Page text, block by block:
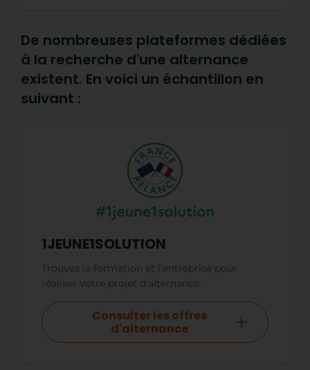
De nombreuses plateformes dédiées
à la recherche d'une alternance
existent. En voici un échantillon en
suivant :
1JEUNE1SOLUTION
Trouvez la formation et l’entreprise pour
réaliser votre projet d’alternance.
Consulter les offres
d'alternance